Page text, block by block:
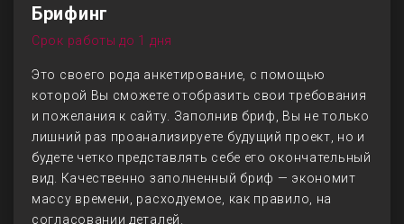
Брифинг
Срок работы до 1 дня
Это своего рода анкетирование, с помощью
которой Вы сможете отобразить свои требования
и пожелания к сайту. Заполнив бриф, Вы не только
лишний раз проанализируете будущий проект, но и
будете четко представлять себе его окончательный
вид. Качественно заполненный бриф — экономит
массу времени, расходуемое, как правило, на
согласовании деталей.